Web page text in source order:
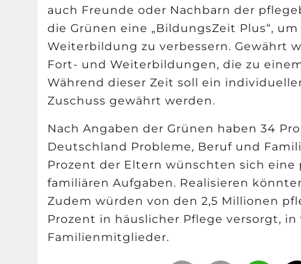
auch Freunde oder Nachbarn der
die Grünen eine „BildungsZeit Plus“,
Weiterbildung zu verbessern. Gewährt
Fort- und Weiterbildungen, die zu
Während dieser Zeit soll ein
Zuschuss gewährt werden.
Nach Angaben der Grünen haben 34
Deutschland Probleme, Beruf und
Prozent der Eltern wünschten sich
familiären Aufgaben. Realisieren
Zudem würden von den 2,5 Millionen
Prozent in häuslicher Pflege versorgt,
Familienmitglieder.